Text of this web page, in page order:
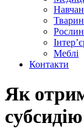
Меблі
Контакти
Як
субсидію